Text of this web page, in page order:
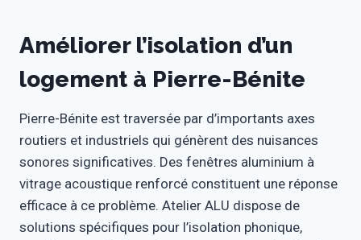
Améliorer l’isolation d’un
logement à Pierre-Bénite
Pierre-Bénite est traversée par d’importants axes
routiers et industriels qui génèrent des nuisances
sonores significatives. Des fenêtres aluminium à
vitrage acoustique renforcé constituent une réponse
efficace à ce problème. Atelier ALU dispose de
solutions spécifiques pour l’isolation phonique,